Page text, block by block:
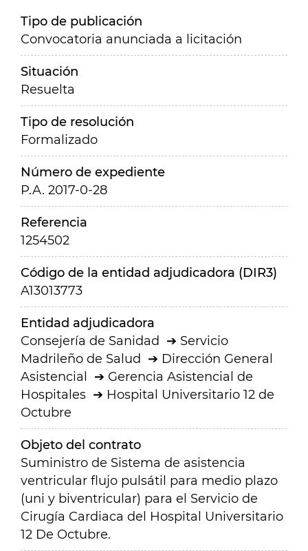
Tipo de publicación
Convocatoria anunciada a licitación
Situación
Resuelta
Tipo de resolución
Formalizado
Número de expediente
P.A. 2017-0-28
Referencia
1254502
Código de la entidad adjudicadora (DIR3)
A13013773
Entidad adjudicadora
Consejería de Sanidad
Servicio
Madrileño de Salud
Dirección General
Asistencial
Gerencia Asistencial de
Hospitales
Hospital Universitario 12 de
Octubre
Objeto del contrato
Suministro de Sistema de asistencia
ventricular flujo pulsátil para medio plazo
(uni y biventricular) para el Servicio de
Cirugía Cardiaca del Hospital Universitario
12 De Octubre.